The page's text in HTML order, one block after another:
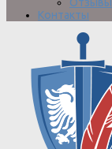
Контакты